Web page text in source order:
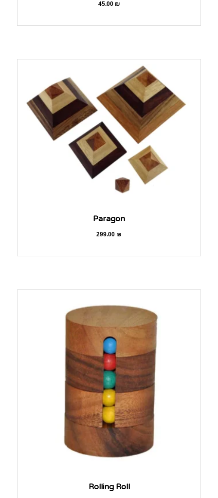
45.00₪
Paragon
299.00₪
Rolling Roll